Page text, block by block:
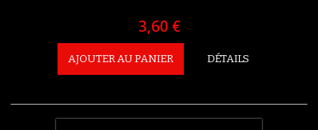
3,60 €
AJOUTER AU PANIER DÉTAILS